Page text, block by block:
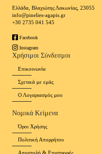
Ελλάδα, Βλαχιώτης Λακωνίας, 23055
info@pinelies-agapis.gr
+30 2735 041 545
Facebook
Instagram
Χρήσιμοι Σύνδεσμοι
Επικοινωνία
Σχετικά με εμάς
Ο Λογαριασμός μου
Νομικά Κείμενα
Όροι Χρήσης
Πολιτική Απορρήτου
Αποστολή & Επιστροφές